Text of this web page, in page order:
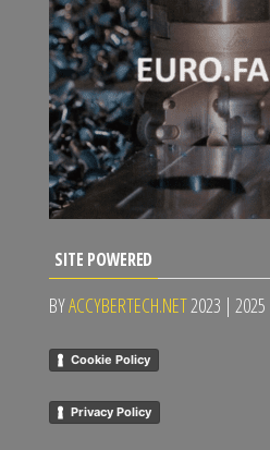
SITE POWERED
BYACCYBERTECH.NET2023 | 2025
Cookie Policy
Privacy Policy